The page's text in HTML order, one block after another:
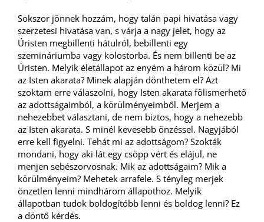
Sokszor jönnek hozzám, hogy talán papi hivatása vagy
szerzetesi hivatása van, s várja a nagy jelet, hogy az
Úristen megbillenti hátulról, bebillenti egy
szemináriumba vagy kolostorba. És nem billenti be az
Úristen. Melyik életállapot az enyém a három közül? Mi
az Isten akarata? Minek alapján dönthetem el? Azt
szoktam erre válaszolni, hogy Isten akarata fölismerhető
az adottságaimból, a körülményeimből. Merjem a
nehezebbet választani, de nem biztos, hogy a nehezebb
az Isten akarata. S minél kevesebb önzéssel. Nagyjából
erre kell figyelni. Tehát mi az adottságom? Szokták
mondani, hogy aki lát egy csöpp vért és elájul, ne
menjen sebészorvosnak. Mik az adottságaim? Mik a
körülményeim? Mehetek arrafele. S tényleg merjek
önzetlen lenni mindhárom állapothoz. Melyik
állapotban tudok boldogítóbb lenni és boldog lenni? Ez
a döntő kérdés.